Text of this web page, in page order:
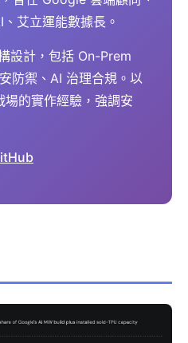
艾立運能數據長。
設計，包括 On-Prem
防禦、AI 治理合規。以
的實作經驗，強調安